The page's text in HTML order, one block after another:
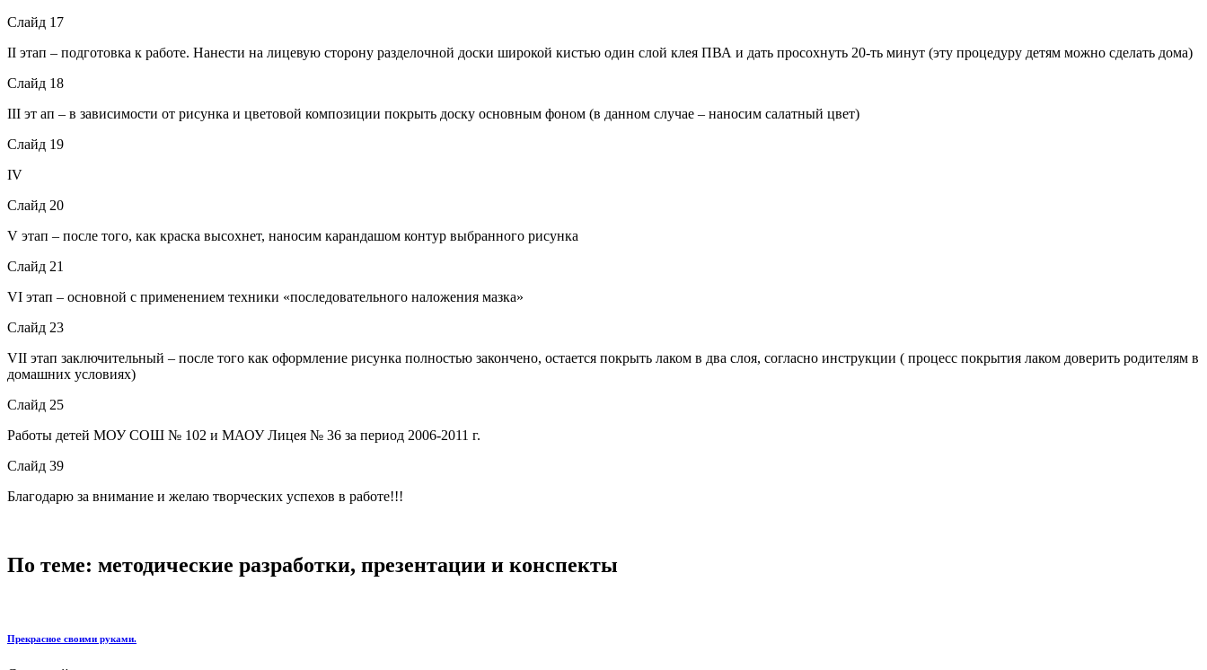
Слайд 17
II этап – подготовка к работе. Нанести на лицевую сторону разделочной доски широкой кистью один слой клея ПВА и дать просохнуть 20-ть минут (эту процедуру детям можно сделать дома)
Слайд 18
III эт ап – в зависимости от рисунка и цветовой композиции покрыть доску основным фоном (в данном случае – наносим салатный цвет)
Слайд 19
IV
Слайд 20
V этап – после того, как краска высохнет, наносим карандашом контур выбранного рисунка
Слайд 21
VI этап – основной с применением техники «последовательного наложения мазка»
Слайд 23
VII этап заключительный – после того как оформление рисунка полностью закончено, остается покрыть лаком в два слоя, согласно инструкции ( процесс покрытия лаком доверить родителям в
домашних условиях)
Слайд 25
Работы детей МОУ СОШ № 102 и МАОУ Лицея № 36 за период 2006-2011 г.
Слайд 39
Благодарю за внимание и желаю творческих успехов в работе!!!
По теме: методические разработки, презентации и конспекты
Прекрасное своими руками.